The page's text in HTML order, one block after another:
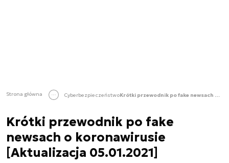
Strona główna Cyberbezpieczeństwo Krótki przewodnik po fake newsach o koronawirusie [Aktualizacja 05.01.2021]
Krótki przewodnik po fake
newsach o koronawirusie
[Aktualizacja 05.01.2021]